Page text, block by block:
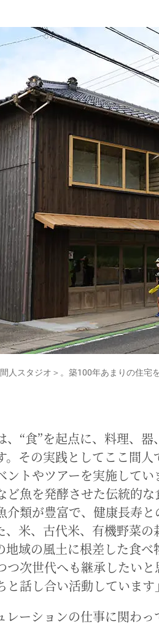
人スタジオ＞。築100年あまりの住宅
、“食”を起点に、料理、
。その実践としてここ間
ントやツアーを実施して
ど魚を発酵させた伝統的
介類が豊富で、健康長寿
、米、古代米、有機野菜
地域の風土に根差した食
つ次世代へも継承したいと
話し合い活動しています
レーションの仕事に関わっ